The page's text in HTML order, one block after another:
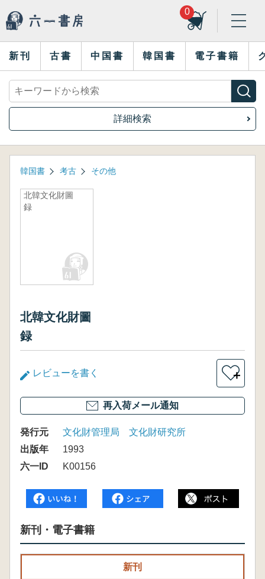
0
新刊 古書 中国書 韓国書 電子書籍
詳細検索
韓国書 考古 その他
北韓文化財圖
録
北韓文化財圖
録
レビューを書く ＋
再入荷メール通知
発行元
文化財管理局 文化財研究所
出版年
1993
六一ID
K00156
新刊・電子書籍
新刊